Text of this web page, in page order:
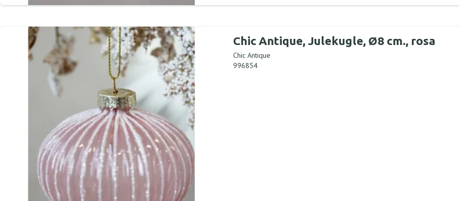
Chic Antique, Julekugle, Ø8 cm., rosa
Chic Antique
996854